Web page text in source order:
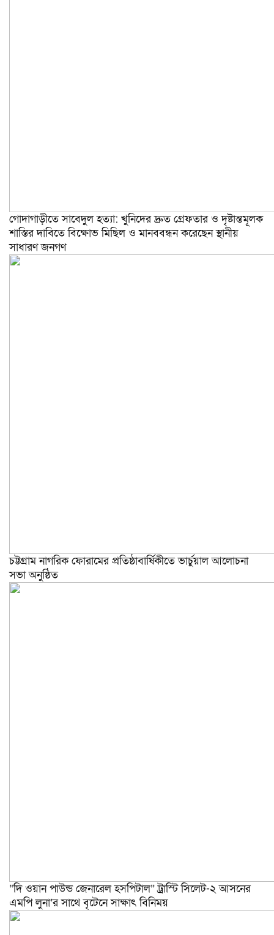
গোদাগাড়ীতে সাবেদুল হত্যা: খুনিদের দ্রুত গ্রেফতার ও দৃষ্টান্তমূলক
শাস্তির দাবিতে বিক্ষোভ মিছিল ও মানববন্ধন করেছেন স্থানীয়
সাধারণ জনগণ
চট্টগ্রাম নাগরিক ফোরামের প্রতিষ্ঠাবার্ষিকীতে ভার্চুয়াল আলোচনা
সভা অনুষ্ঠিত
“দি ওয়ান পাউন্ড জেনারেল হসপিটাল” ট্রাস্টি সিলেট-২ আসনের
এমপি লুনা’র সা‌থে বৃটেনে সাক্ষাৎ বিনিময়